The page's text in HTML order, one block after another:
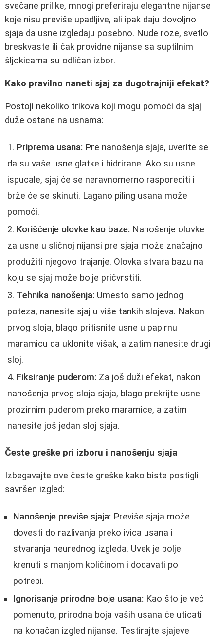
svečane prilike, mnogi preferiraju elegantne nijanse
koje nisu previše upadljive, ali ipak daju dovoljno
sjaja da usne izgledaju posebno. Nude roze, svetlo
breskvaste ili čak providne nijanse sa suptilnim
šljokicama su odličan izbor.
Kako pravilno naneti sjaj za dugotrajniji efekat?
Postoji nekoliko trikova koji mogu pomoći da sjaj
duže ostane na usnama:
Priprema usana: Pre nanošenja sjaja, uverite se
da su vaše usne glatke i hidrirane. Ako su usne
ispucale, sjaj će se neravnomerno rasporediti i
brže će se skinuti. Lagano piling usana može
pomoći.
Korišćenje olovke kao baze: Nanošenje olovke
za usne u sličnoj nijansi pre sjaja može značajno
produžiti njegovo trajanje. Olovka stvara bazu na
koju se sjaj može bolje pričvrstiti.
Tehnika nanošenja: Umesto samo jednog
poteza, nanesite sjaj u više tankih slojeva. Nakon
prvog sloja, blago pritisnite usne u papirnu
maramicu da uklonite višak, a zatim nanesite drugi
sloj.
Fiksiranje puderom: Za još duži efekat, nakon
nanošenja prvog sloja sjaja, blago prekrijte usne
prozirnim puderom preko maramice, a zatim
nanesite još jedan sloj sjaja.
Česte greške pri izboru i nanošenju sjaja
Izbegavajte ove česte greške kako biste postigli
savršen izgled:
Nanošenje previše sjaja: Previše sjaja može
dovesti do razlivanja preko ivica usana i
stvaranja neurednog izgleda. Uvek je bolje
krenuti s manjom količinom i dodavati po
potrebi.
Ignorisanje prirodne boje usana: Kao što je već
pomenuto, prirodna boja vaših usana će uticati
na konačan izgled nijanse. Testirajte sjajeve